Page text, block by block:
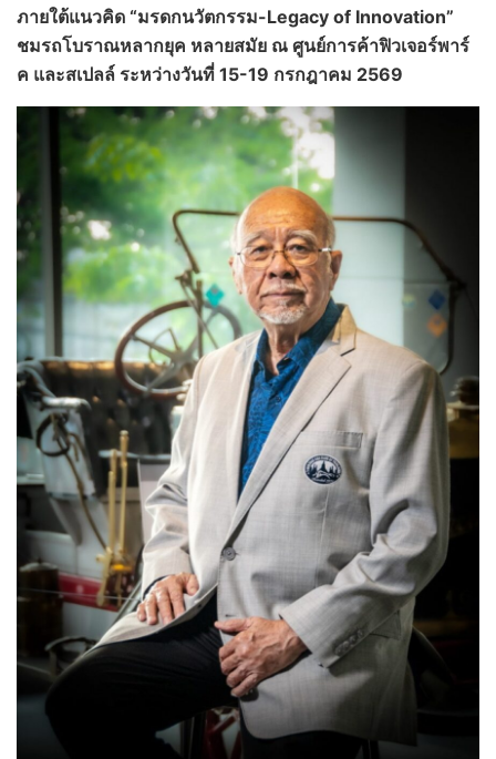
ภายใต้แนวคิด “มรดกนวัตกรรม-Legacy of Innovation”
ชมรถโบราณหลากยุค หลายสมัย ณ ศูนย์การค้าฟิวเจอร์พาร์
ค และสเปลล์ ระหว่างวันที่ 15-19 กรกฎาคม 2569